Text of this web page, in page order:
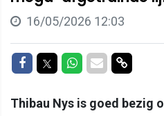
16/05/2026 12:03
Delen op Facebook
Delen op Twitter
Delen opDelen via
Delen
Thibau Nys is goed bezig